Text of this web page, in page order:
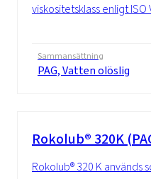
viskositetsklass enligt ISO
Sammansättning
PAG, Vatten olöslig
Rokolub® 320K
Rokolub® 320 K används